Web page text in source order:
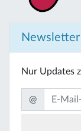
Newsletter
Nur Updates
@